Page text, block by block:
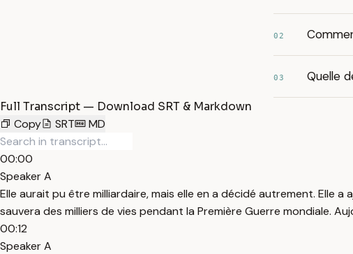
02
03 Quelle
Full Transcript — Download SRT & Markdown
Copy
SRT MD
00:00
Speaker A
Elle aurait pu être milliardaire, mais elle en a décidé autrement. Elle
sauvera des milliers de vies pendant la Première Guerre mondiale.
00:12
Speaker A